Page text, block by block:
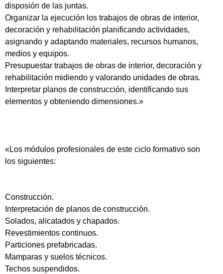
disposión de las juntas.
Organizar la ejecución los trabajos de obras de interior,
decoración y rehabilitación planificando actividades,
asignando y adaptando materiales, recursos humanos,
medios y equipos.
Presupuestar trabajos de obras de interior, decoración y
rehabilitación midiendo y valorando unidades de obras.
Interpretar planos de construcción, identificando sus
elementos y obteniendo dimensiones.»
«Los módulos profesionales de este ciclo formativo son
los siguientes:
Construcción.
Interpretación de planos de construcción.
Solados, alicatados y chapados.
Revestimientos continuos.
Particiones prefabricadas.
Mamparas y suelos técnicos.
Techos suspendidos.